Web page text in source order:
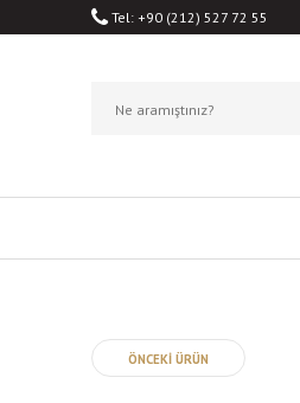
Tel: +90 (212) 527 72 55
ÖNCEKİ ÜRÜN